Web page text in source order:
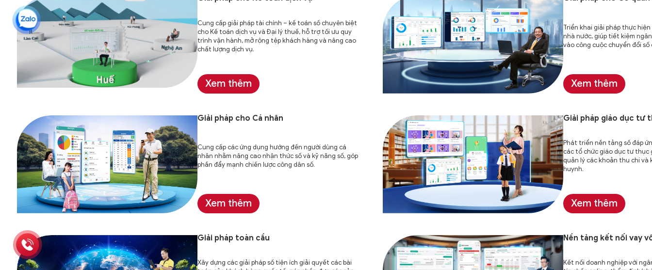
Cung cấp giải pháp tài chính – kế toán số chuyên biệt
cho Kế toán dịch vụ và Đại lý thuế, hỗ trợ tối ưu quy
trình vận hành, mở rộng tệp khách hàng và nâng cao
chất lượng dịch vụ.
Xem thêm
Triển khai giải pháp thực
nhà nước, giúp tiết kiệm
vào công cuộc chuyển đổi số
Xem thêm
Giải pháp cho Cá nhân
Cung cấp các ứng dụng hướng đến người dùng cá
nhân nhằm nâng cao nhận thức số và kỹ năng số, góp
phần đẩy mạnh chiến lược công dân số.
Xem thêm
Giải pháp giáo dục tư
Phát triển nền tảng số đáp
các tổ chức giáo dục tư thục
quản lý các khoản thu chi
huynh.
Xem thêm
Giải pháp toàn cầu
Xây dựng các giải pháp số tiện ích giải quyết các bài
Nền tảng kết nối vay
Kết nối doanh nghiệp với